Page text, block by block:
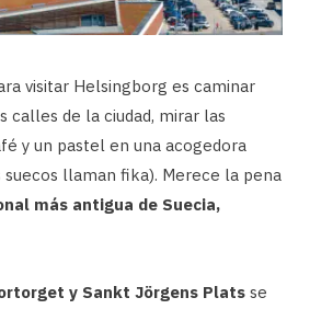
visitar Helsingborg es caminar
calles de la ciudad, mirar las
y un pastel en una acogedora
llaman fika). Merece la pena
más antigua de Suecia,
y Sankt Jörgens Plats se